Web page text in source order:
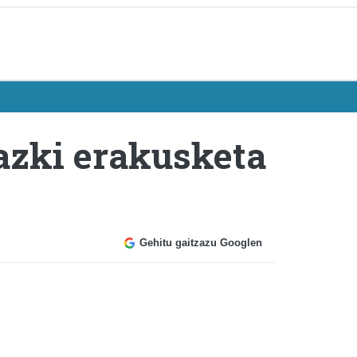
erakusketa
Gehitu gaitzazu Googlen